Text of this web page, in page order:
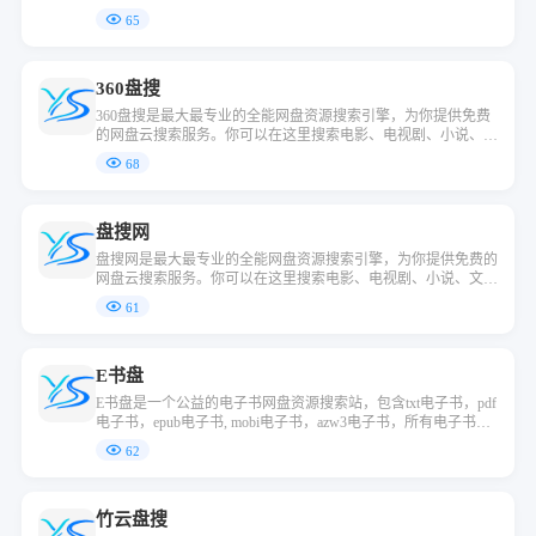
档、资料等网盘资源，是你网盘搜索的好帮手。访客也可提交链
接自由分享资源给广大网友。
65
360盘搜
360盘搜是最大最专业的全能网盘资源搜索引擎，为你提供免费
的网盘云搜索服务。你可以在这里搜索电影、电视剧、小说、文
档、资料等网盘资源，是你网盘搜索的好帮手。访客也可提交链
接自由分享资源给广大网友。
68
盘搜网
盘搜网是最大最专业的全能网盘资源搜索引擎，为你提供免费的
网盘云搜索服务。你可以在这里搜索电影、电视剧、小说、文
档、资料等网盘资源，是你网盘搜索的好帮手。访客也可提交链
接自由分享资源给广大网友。
61
E书盘
E书盘是一个公益的电子书网盘资源搜索站，包含txt电子书，pdf
电子书，epub电子书, mobi电子书，azw3电子书，所有电子书资
源均为网络采集网盘链接，本站不储存任何文档，仅提供跳转链
接！
62
竹云盘搜